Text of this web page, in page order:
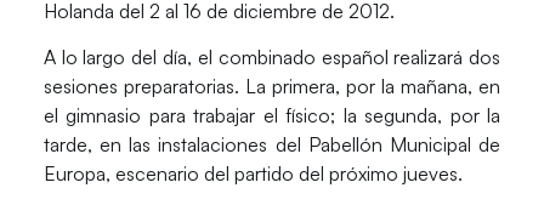
Holanda del 2 al 16 de diciembre de 2012.
A lo largo del día, el combinado español realizará dos
sesiones preparatorias. La primera, por la mañana, en
el gimnasio para trabajar el físico; la segunda, por la
tarde, en las instalaciones del Pabellón Municipal de
Europa, escenario del partido del próximo jueves.